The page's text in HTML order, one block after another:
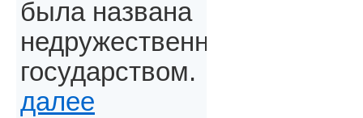
была названа
недружественным
государством.
далее